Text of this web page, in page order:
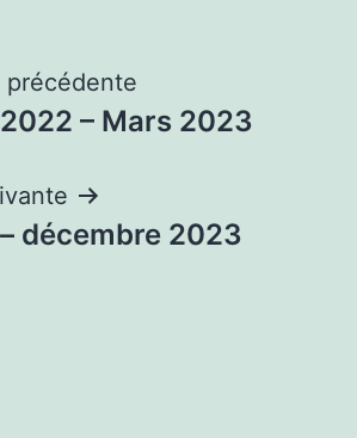
précédente
– Mars 2023
décembre 2023